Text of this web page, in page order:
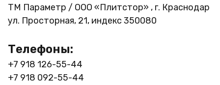
ТМ Параметр / ООО «Плитстор» , г. Краснодар
ул. Просторная, 21, индекс 350080
Телефоны:
+7 918 126-55-44
+7 918 092-55-44